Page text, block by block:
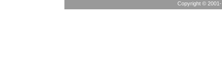
Copyright ©